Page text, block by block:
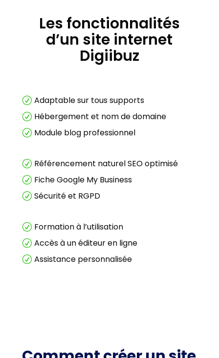
Les fonctionnalités
d’un site internet
Digiibuz
R Adaptable sur tous supports
R Hébergement et nom de domaine
R Module blog professionnel
R Référencement naturel SEO optimisé
R Fiche Google My Business
R Sécurité et RGPD
R Formation à l’utilisation
R Accès à un éditeur en ligne
R Assistance personnalisée